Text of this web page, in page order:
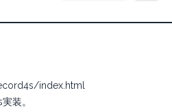
index.html
装。